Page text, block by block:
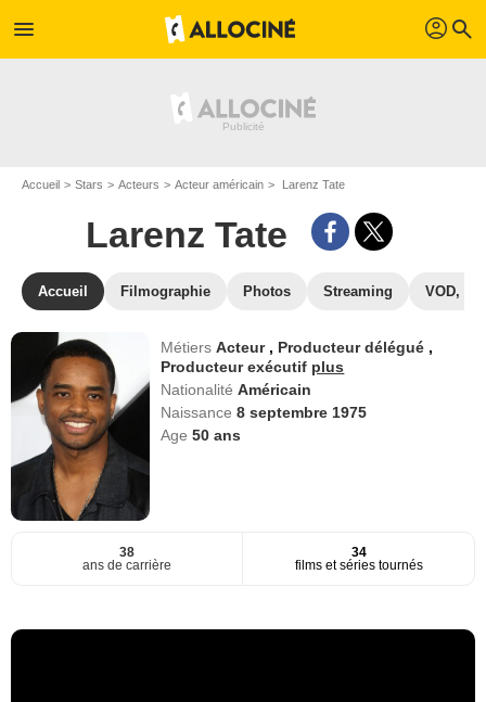
menu profil search
Accueil Stars Acteurs Acteur américain Larenz Tate
Larenz Tate
Accueil Filmographie Photos Streaming VOD,
MétiersActeur , Producteur délégué ,
Producteur exécutif plus
NationalitéAméricain
Naissance8 septembre 1975
Age50 ans
38
ans de carrière
34
films et séries tournés